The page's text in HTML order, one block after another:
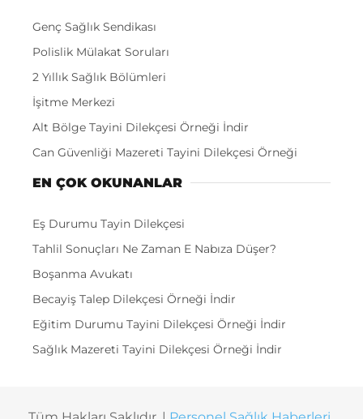
Genç Sağlık Sendikası
Polislik Mülakat Soruları
2 Yıllık Sağlık Bölümleri
İşitme Merkezi
Alt Bölge Tayini Dilekçesi Örneği İndir
Can Güvenliği Mazereti Tayini Dilekçesi Örneği
EN ÇOK OKUNANLAR
Eş Durumu Tayin Dilekçesi
Tahlil Sonuçları Ne Zaman E Nabıza Düşer?
Boşanma Avukatı
Becayiş Talep Dilekçesi Örneği İndir
Eğitim Durumu Tayini Dilekçesi Örneği İndir
Sağlık Mazereti Tayini Dilekçesi Örneği İndir